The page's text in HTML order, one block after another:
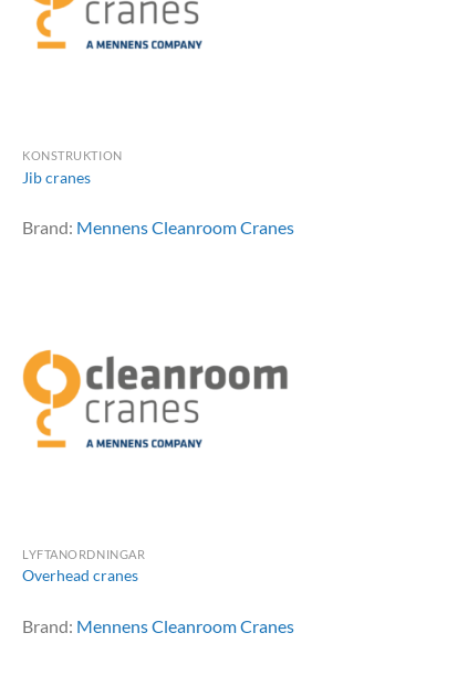
KONSTRUKTION
Jib cranes
Brand: Mennens Cleanroom Cranes
LYFTANORDNINGAR
Overhead cranes
Brand: Mennens Cleanroom Cranes